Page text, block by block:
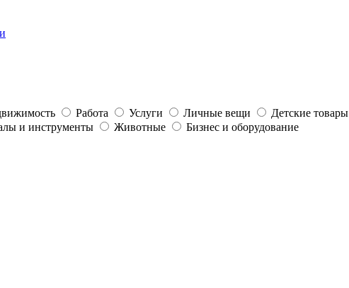
Работа Услуги Личные вещи Детские товары
и инструменты Животные
Бизнес и оборудование